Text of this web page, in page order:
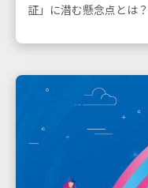
証」に潜む懸念点とは？